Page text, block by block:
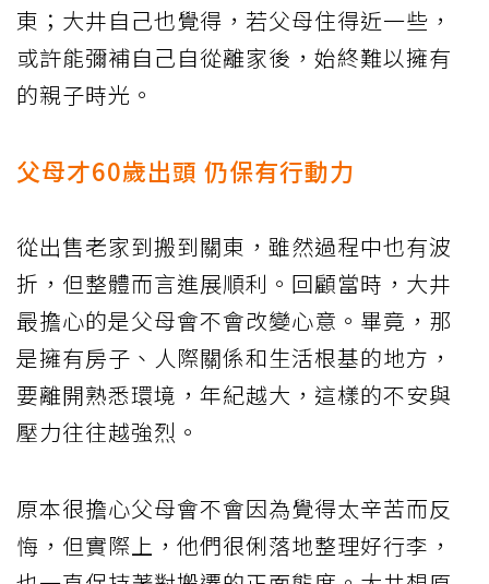
東；大井自己也覺得，若父母住得近一些，
或許能彌補自己自從離家後，始終難以擁有
的親子時光。
父母才60歲出頭 仍保有行動力
從出售老家到搬到關東，雖然過程中也有波
折，但整體而言進展順利。回顧當時，大井
最擔心的是父母會不會改變心意。畢竟，那
是擁有房子、人際關係和生活根基的地方，
要離開熟悉環境，年紀越大，這樣的不安與
壓力往往越強烈。
原本很擔心父母會不會因為覺得太辛苦而反
悔，但實際上，他們很俐落地整理好行李，